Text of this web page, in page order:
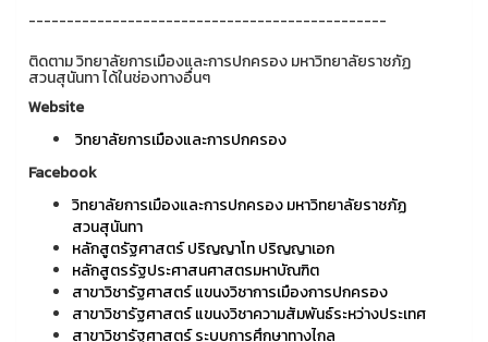
-----------------------------------------------
ติดตาม วิทยาลัยการเมืองและการปกครอง มหาวิทยาลัยราชภัฏ
สวนสุนันทา ได้ในช่องทางอื่นๆ
Website
วิทยาลัยการเมืองและการปกครอง
Facebook
วิทยาลัยการเมืองและการปกครอง มหาวิทยาลัยราชภัฏ
สวนสุนันทา
หลักสูตรัฐศาสตร์ ปริญญาโท ปริญญาเอก
หลักสูตรรัฐประศาสนศาสตรมหาบัณฑิต
สาขาวิชารัฐศาสตร์ แขนงวิชาการเมืองการปกครอง
สาขาวิชารัฐศาสตร์ แขนงวิชาความสัมพันธ์ระหว่างประเทศ
สาขาวิชารัฐศาสตร์ ระบบการศึกษาทางไกล